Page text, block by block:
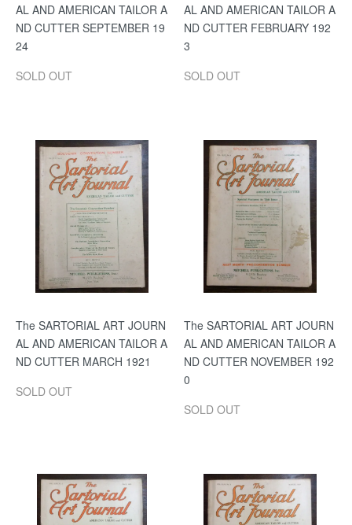
AL AND AMERICAN TAILOR A
ND CUTTER SEPTEMBER 19
24
SOLD OUT
AL AND AMERICAN TAILOR A
ND CUTTER FEBRUARY 192
3
SOLD OUT
The SARTORIAL ART JOURN
AL AND AMERICAN TAILOR A
ND CUTTER MARCH 1921
SOLD OUT
The SARTORIAL ART JOURN
AL AND AMERICAN TAILOR A
ND CUTTER NOVEMBER 192
0
SOLD OUT